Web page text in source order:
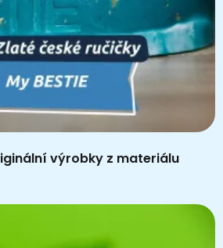
výrobky z materiálu